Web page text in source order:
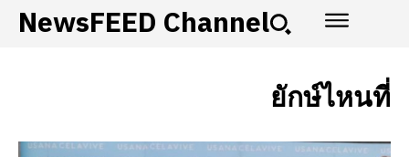
NewsFEED Channel
ยักษ์ไหนที่